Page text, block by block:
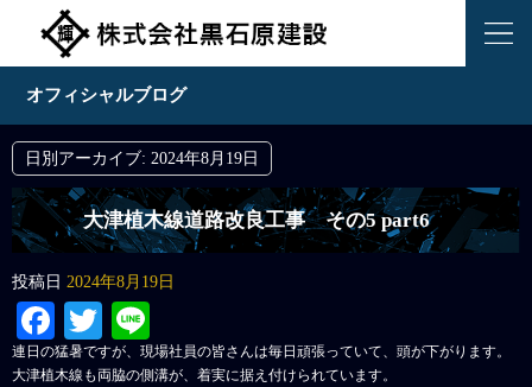
オフィシャルブログ
日別アーカイブ: 2024年8月19日
大津植木線道路改良工事 その5 part6
投稿日 2024年8月19日
Facebook
Twitter
連日の猛暑ですが、現場社員の皆さんは毎日頑張っていて、頭が下がります。
大津植木線も両脇の側溝が、着実に据え付けられています。